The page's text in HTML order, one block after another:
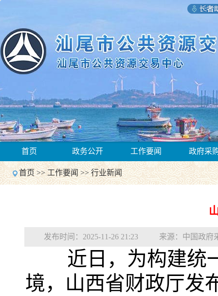
Previous
Next
1
首页 政务公开 工作要闻 政府采
首页>>工作要闻>>行业新闻
发布时间：2025-11-26 21:23 来源：中国政府
近日，为构建统
境，山西省财政厅发